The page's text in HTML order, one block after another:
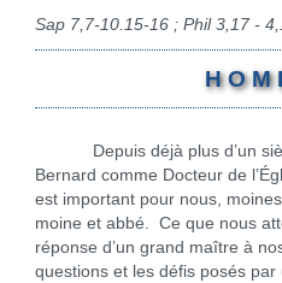
Sap 7,7-10.15-16 ; Phil 3,17 -
H O M
Depuis déjà plus d’un
Bernard comme Docteur de
est important pour nous,
moine et abbé. Ce que nous
réponse d’un grand maître à
questions et les défis posés